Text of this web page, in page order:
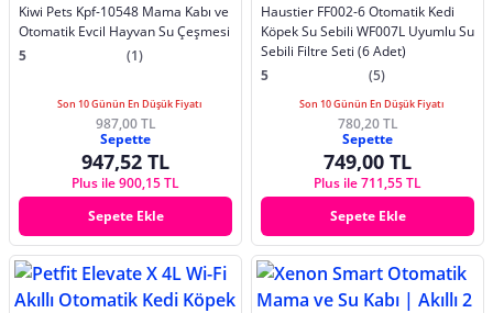
Kiwi Pets Kpf-10548 Mama Kabı ve
Otomatik Evcil Hayvan Su Çeşmesi
5
(1)
Son 10 Günün En Düşük Fiyatı
987,00 TL
Sepette
947,52 TL
Plus ile 900,15 TL
Sepete Ekle
Haustier FF002-6 Otomatik Kedi
Köpek Su Sebili WF007L Uyumlu Su
Sebili Filtre Seti (6 Adet)
5
(5)
Son 10 Günün En Düşük Fiyatı
780,20 TL
Sepette
749,00 TL
Plus ile 711,55 TL
Sepete Ekle